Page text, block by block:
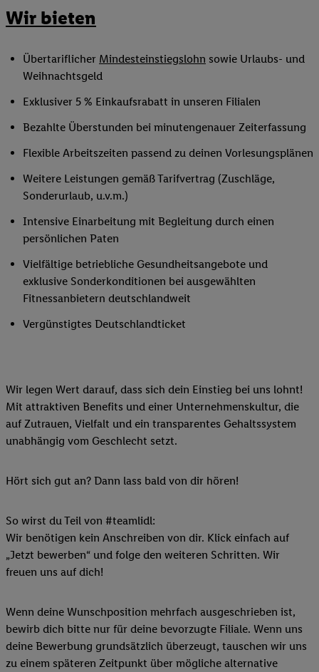
Wir bieten
Übertariflicher Mindesteinstiegslohn sowie Urlaubs- und
Weihnachtsgeld
Exklusiver 5 % Einkaufsrabatt in unseren Filialen
Bezahlte Überstunden bei minutengenauer Zeiterfassung
Flexible Arbeitszeiten passend zu deinen Vorlesungsplänen
Weitere Leistungen gemäß Tarifvertrag (Zuschläge,
Sonderurlaub, u.v.m.)
Intensive Einarbeitung mit Begleitung durch einen
persönlichen Paten
Vielfältige betriebliche Gesundheitsangebote und
exklusive Sonderkonditionen bei ausgewählten
Fitnessanbietern deutschlandweit
Vergünstigtes Deutschlandticket
Wir legen Wert darauf, dass sich dein Einstieg bei uns lohnt!
Mit attraktiven Benefits und einer Unternehmenskultur, die
auf Zutrauen, Vielfalt und ein transparentes Gehaltssystem
unabhängig vom Geschlecht setzt.
Hört sich gut an? Dann lass bald von dir hören!
So wirst du Teil von #teamlidl:
Wir benötigen kein Anschreiben von dir. Klick einfach auf
„Jetzt bewerben“ und folge den weiteren Schritten. Wir
freuen uns auf dich!
Wenn deine Wunschposition mehrfach ausgeschrieben ist,
bewirb dich bitte nur für deine bevorzugte Filiale. Wenn uns
deine Bewerbung grundsätzlich überzeugt, tauschen wir uns
zu einem späteren Zeitpunkt über mögliche alternative